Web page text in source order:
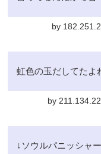
by
虹色の玉だしてたよ
by
↓ソウルパニッシャ